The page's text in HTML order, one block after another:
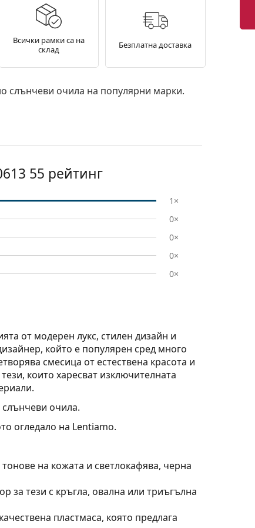
Всички рамки са на
склад
Безплатна доставка
слънчеви очила на популярни марки.
55 рейтинг
1×
0×
0×
0×
0×
от модерен лукс, стилен дизайн и
който е популярен сред много
смесица от естествена красота и
които харесват изключителната
слънчеви очила.
огледало на Lentiamo.
на кожата и светлокафява, черна
за тези с кръгла, овална или триъгълна
пластмаса, която предлага